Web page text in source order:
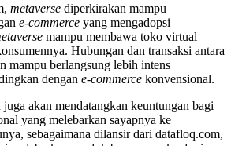
metaverse diperkirakan mampu
e-commerce yang mengadopsi
mampu membawa toko virtual
Hubungan dan transaksi antara
mampu berlangsung lebih intens
dengan e-commerce konvensional.
akan mendatangkan keuntungan bagi
yang melebarkan sayapnya ke
sebagaimana dilansir dari datafloq.com,